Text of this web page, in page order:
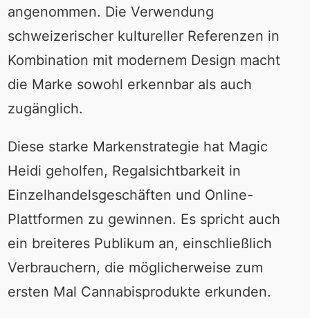
angenommen. Die Verwendung
schweizerischer kultureller Referenzen in
Kombination mit modernem Design macht
die Marke sowohl erkennbar als auch
zugänglich.
Diese starke Markenstrategie hat Magic
Heidi geholfen, Regalsichtbarkeit in
Einzelhandelsgeschäften und Online-
Plattformen zu gewinnen. Es spricht auch
ein breiteres Publikum an, einschließlich
Verbrauchern, die möglicherweise zum
ersten Mal Cannabisprodukte erkunden.